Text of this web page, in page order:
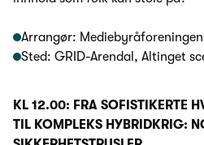
Arrangør: Mediebyråforeningen
Sted: GRID-Arendal, Altinget
KL 12.00: FRA SOFISTIKERTE
TIL KOMPLEKS HYBRIDKRIG: